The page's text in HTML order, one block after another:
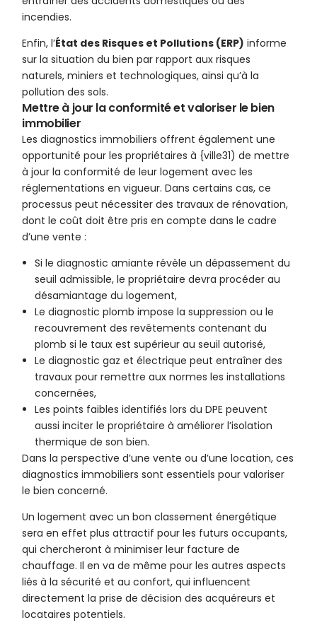
incendies.
Enfin, l’État des Risques et Pollutions (ERP) informe
sur la situation du bien par rapport aux risques
naturels, miniers et technologiques, ainsi qu’à la
pollution des sols.
Mettre à jour la conformité et valoriser le bien
immobilier
Les diagnostics immobiliers offrent également une
opportunité pour les propriétaires à {ville31) de mettre
à jour la conformité de leur logement avec les
réglementations en vigueur. Dans certains cas, ce
processus peut nécessiter des travaux de rénovation,
dont le coût doit être pris en compte dans le cadre
d’une vente :
Si le diagnostic amiante révèle un dépassement du
seuil admissible, le propriétaire devra procéder au
désamiantage du logement,
Le diagnostic plomb impose la suppression ou le
recouvrement des revêtements contenant du
plomb si le taux est supérieur au seuil autorisé,
Le diagnostic gaz et électrique peut entraîner des
travaux pour remettre aux normes les installations
concernées,
Les points faibles identifiés lors du DPE peuvent
aussi inciter le propriétaire à améliorer l’isolation
thermique de son bien.
Dans la perspective d’une vente ou d’une location, ces
diagnostics immobiliers sont essentiels pour valoriser
le bien concerné.
Un logement avec un bon classement énergétique
sera en effet plus attractif pour les futurs occupants,
qui chercheront à minimiser leur facture de
chauffage. Il en va de même pour les autres aspects
liés à la sécurité et au confort, qui influencent
directement la prise de décision des acquéreurs et
locataires potentiels.